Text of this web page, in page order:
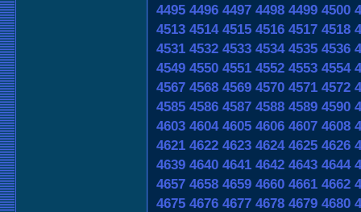
4495 4496 4497 4498 4499 4500
4513 4514 4515 4516 4517 4518
4531 4532 4533 4534 4535 4536
4549 4550 4551 4552 4553 4554
4567 4568 4569 4570 4571 4572
4585 4586 4587 4588 4589 4590
4603 4604 4605 4606 4607 4608
4621 4622 4623 4624 4625 4626
4639 4640 4641 4642 4643 4644
4657 4658 4659 4660 4661 4662
4675 4676 4677 4678 4679 4680